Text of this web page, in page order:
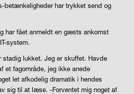
betænkeligheder har trykket send og
har fået anmeldt en gæsts ankomst
system.
stadig lukket. Jeg er skuffet. Havde
et fagområde, jeg ikke anede
let afkodelig dramatik i hendes
sig til at læse. -Forventet mig noget af